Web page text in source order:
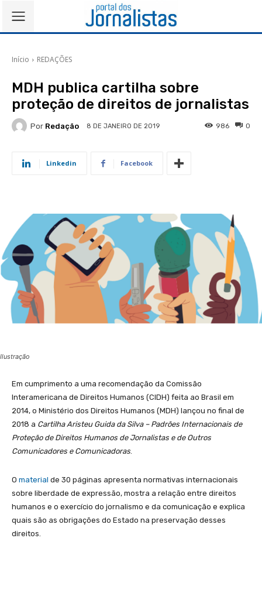
Início REDAÇÕES
MDH publica cartilha sobre
proteção de direitos de jornalistas
Por Redação 8 DE JANEIRO DE 2019 0
986
Linkedin Facebook
Ilustração
Em cumprimento a uma recomendação da Comissão
Interamericana de Direitos Humanos (CIDH) feita ao Brasil em
2014, o Ministério dos Direitos Humanos (MDH) lançou no final de
2018 a Cartilha Aristeu Guida da Silva – Padrões Internacionais de
Proteção de Direitos Humanos de Jornalistas e de Outros
Comunicadores e Comunicadoras
O material de 30 páginas apresenta normativas internacionais
sobre liberdade de expressão, mostra a relação entre direitos
humanos e o exercício do jornalismo e da comunicação e explica
quais são as obrigações do Estado na preservação desses
direitos.